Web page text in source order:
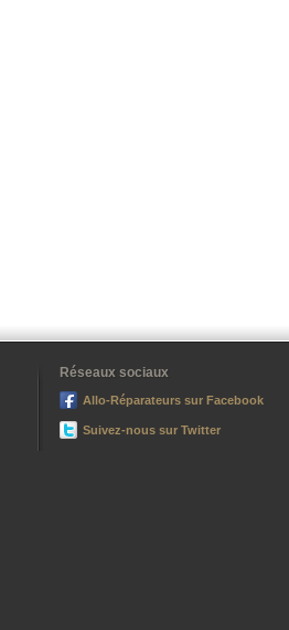
Réseaux sociaux
Allo-Réparateurs sur Facebook
Suivez-nous sur Twitter